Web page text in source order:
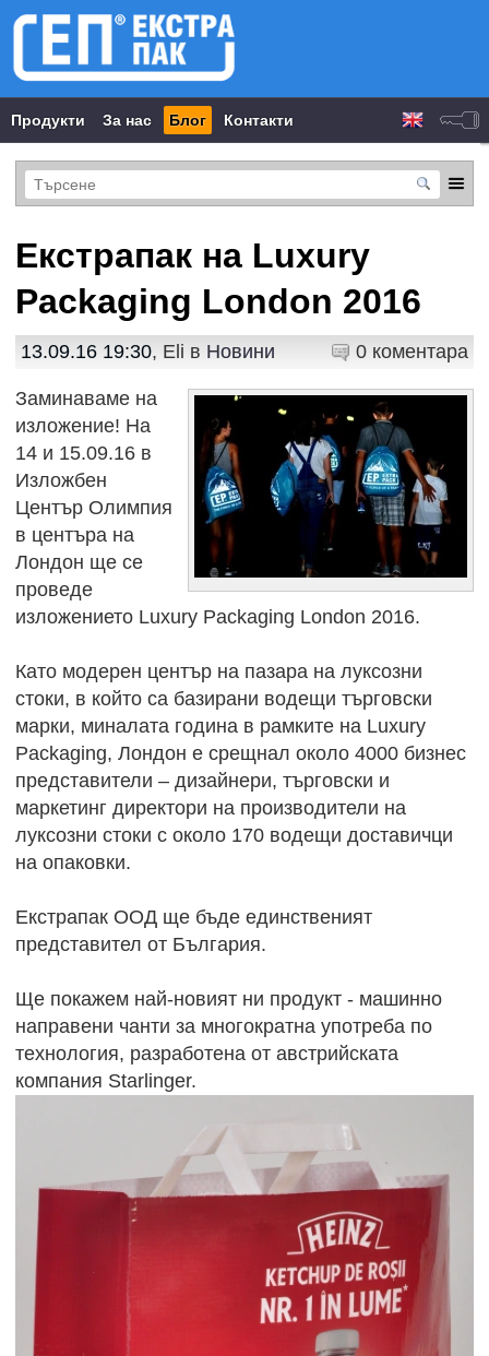
Продукти За нас Блог Контакти
Екстрапак на Luxury
Packaging London 2016
0 коментара
13.09.16 19:30, Eli в Новини
Заминаваме на
изложение! На
14 и 15.09.16 в
Изложбен
Център Олимпия
в центъра на
Лондон ще се
проведе
изложението Luxury Packaging London 2016.
Като модерен център на пазара на луксозни
стоки, в който са базирани водещи търговски
марки, миналата година в рамките на Luxury
Packaging, Лондон е срещнал около 4000 бизнес
представители – дизайнери, търговски и
маркетинг директори на производители на
луксозни стоки с около 170 водещи доставичци
на опаковки.
Екстрапак ООД ще бъде единственият
представител от България.
Ще покажем най-новият ни продукт - машинно
направени чанти за многократна употреба по
технология, разработена от австрийската
компания Starlinger.